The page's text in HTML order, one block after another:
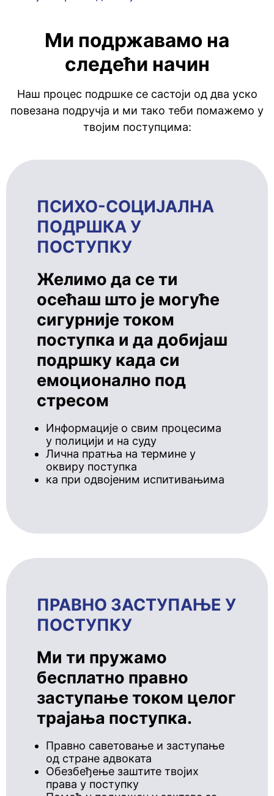
Ми подржавамо на
следећи начин
Наш процес подршке се састоји од два уско
повезана подручја и ми тако теби помажемо у
твојим поступцима:
ПСИХО-СОЦИЈАЛНА
ПОДРШКА У
ПОСТУПКУ
Желимо да се ти
осећаш што је могуће
сигурније током
поступка и да добијаш
подршку када си
емоционално под
стресом
Информације о свим процесима
у полицији и на суду
Лична пратња на термине у
оквиру поступка
ка при одвојеним испитивањима
ПРАВНО ЗАСТУПАЊЕ У
ПОСТУПКУ
Ми ти пружамо
бесплатно правно
заступање током целог
трајања поступка.
Правно саветовање и заступање
од стране адвоката
Обезбеђење заштите твојих
права у поступку